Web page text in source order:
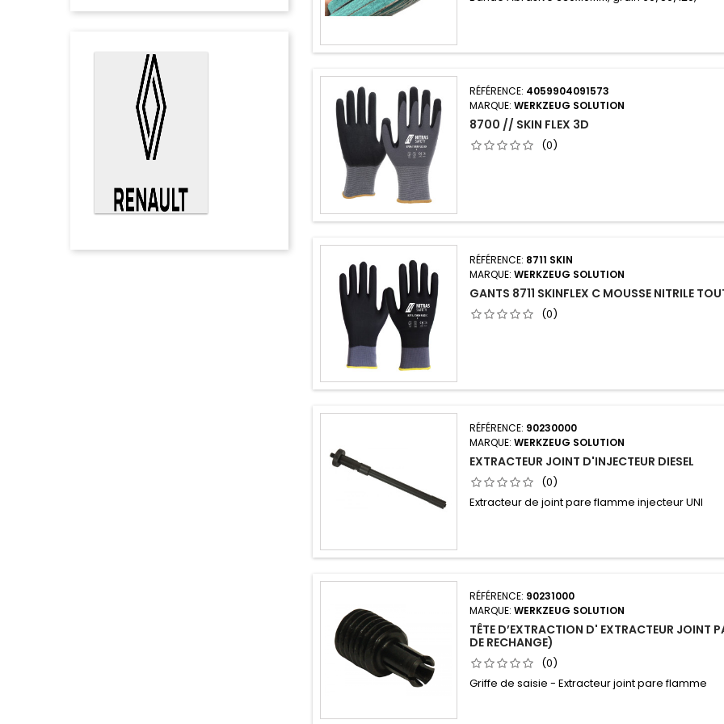
RÉFÉRENCE: 4059904091573
MARQUE:WERKZEUG SOLUTION
8700 // SKIN FLEX 3D
(0)
RÉFÉRENCE: 8711 SKIN
MARQUE:WERKZEUG SOLUTION
GANTS 8711 SKINFLEX C MOUSSE NITRILE
(0)
RÉFÉRENCE: 90230000
MARQUE:WERKZEUG SOLUTION
EXTRACTEUR JOINT D'INJECTEUR DIESEL
(0)
Extracteur de joint pare flamme injecteur UNI
RÉFÉRENCE: 90231000
MARQUE:WERKZEUG SOLUTION
TÊTE D’EXTRACTION D' EXTRACTEUR JOINT
DE RECHANGE)
(0)
Griffe de saisie - Extracteur joint pare flamme